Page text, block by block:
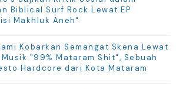
Biblical Surf Rock Lewat EP
Makhluk Aneh"
Kobarkan Semangat Skena Lewat
"99% Mataram Shit", Sebuah
Hardcore dari Kota Mataram